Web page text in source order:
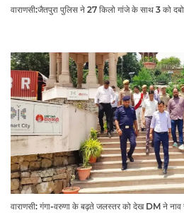
वाराणसी:जैतपुरा पुलिस ने 27 किलो गांजे के साथ 3 को
वाराणसी: गंगा-वरुणा के बढ़ते जलस्तर को देख DM ने नाव